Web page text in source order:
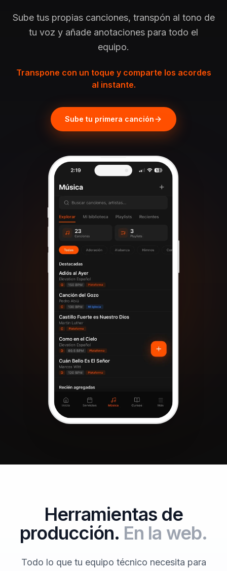
Sube tus propias canciones, transpón al tono de
tu voz y añade anotaciones para todo el
equipo.
Transpone con un toque y comparte los acordes
al instante.
Sube tu primera canción
Herramientas de
producción. En la web.
Todo lo que tu equipo técnico necesita para